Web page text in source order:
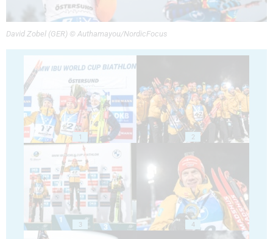
David Zobel (GER) © Authamayou/NordicFocus
1 2
3 4